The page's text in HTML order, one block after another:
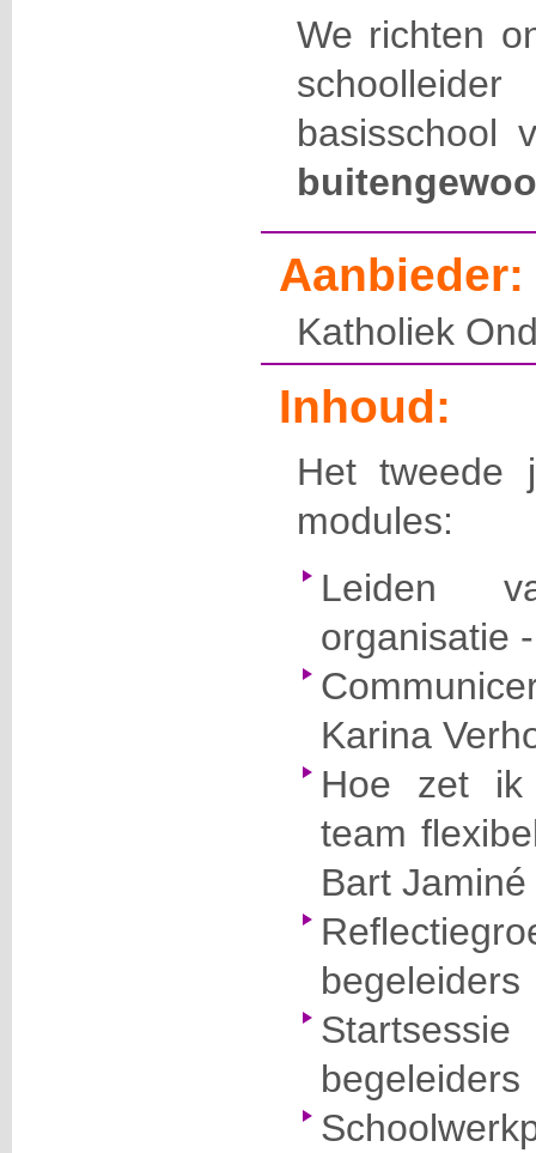
We richten
basisschool
Aanbieder:
Katholiek
Inhoud:
Hettweede
modules:
Leiden
organisatie
Karina
Hoe zet ik
team
Bart
begeleiders
begeleiders